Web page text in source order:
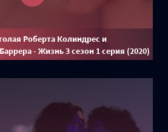
Роберта Колиндрес и
- Жизнь 3 сезон 1 серия (2020)